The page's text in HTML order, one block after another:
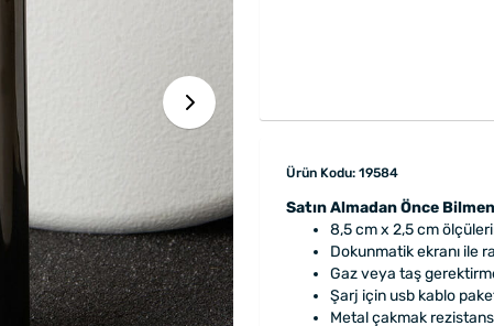
Ürün Kodu: 19584
Satın Almadan Önce
8,5 cm x 2,5 cm
Dokunmatik ekranı ile
Gaz veya taş
Şarj için usb kablo
Metal çakmak